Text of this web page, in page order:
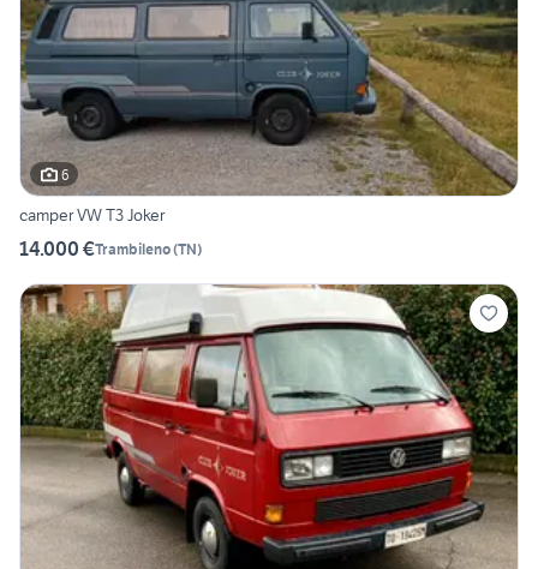
6
camper VW T3 Joker
14.000 €Trambileno(TN)